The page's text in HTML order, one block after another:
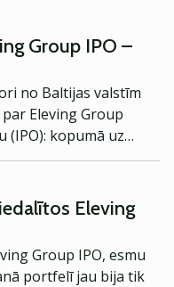
Group IPO –
no Baltijas valstīm
Eleving Group
(IPO): kopumā uz
investori par
bija lielākais privātā
Eleving
Group IPO, esmu
portfelī jau bija tik